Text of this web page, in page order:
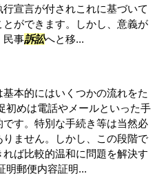
宣言が付されこれに基づいて
ができます。しかし、意義が
民事訴訟へと移...
本的にはいくつかの流れをた
初めは電話やメールといった手
す。特別な手続き等は当然必
ません。しかし、この段階で
ば比較的温和に問題を解決す
明郵便内容証明...